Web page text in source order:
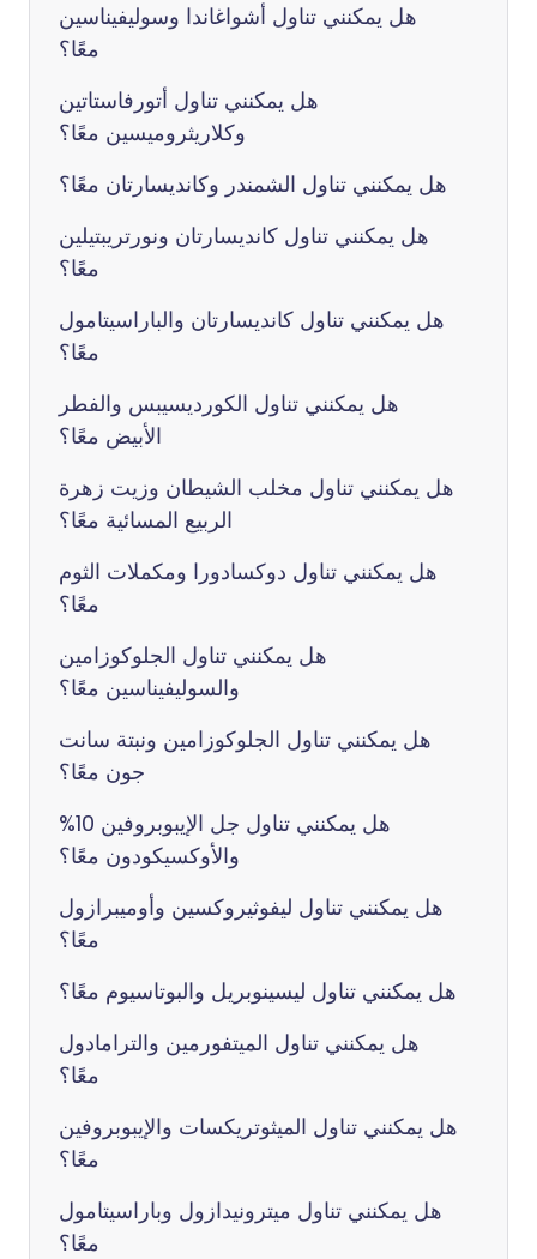
هل يمكنني تناول أشواغاندا وسوليفيناسين
معًا؟
هل يمكنني تناول أتورفاستاتين
وكلاريثروميسين معًا؟
هل يمكنني تناول الشمندر وكانديسارتان معًا؟
هل يمكنني تناول كانديسارتان ونورتريبتيلين
معًا؟
هل يمكنني تناول كانديسارتان والباراسيتامول
معًا؟
هل يمكنني تناول الكورديسيبس والفطر
الأبيض معًا؟
هل يمكنني تناول مخلب الشيطان وزيت زهرة
الربيع المسائية معًا؟
هل يمكنني تناول دوكسادورا ومكملات الثوم
معًا؟
هل يمكنني تناول الجلوكوزامين
والسوليفيناسين معًا؟
هل يمكنني تناول الجلوكوزامين ونبتة سانت
جون معًا؟
هل يمكنني تناول جل الإيبوبروفين 10%
والأوكسيكودون معًا؟
هل يمكنني تناول ليفوثيروكسين وأوميبرازول
معًا؟
هل يمكنني تناول ليسينوبريل والبوتاسيوم معًا؟
هل يمكنني تناول الميتفورمين والترامادول
معًا؟
هل يمكنني تناول الميثوتريكسات والإيبوبروفين
معًا؟
هل يمكنني تناول ميترونيدازول وباراسيتامول
معًا؟